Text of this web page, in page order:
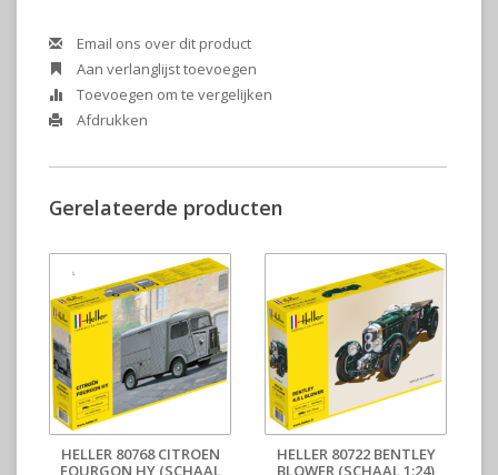
Email ons over dit product
Aan verlanglijst toevoegen
Toevoegen om te vergelijken
Afdrukken
Gerelateerde producten
HELLER 80768 CITROEN
HELLER 80722 BENTLEY